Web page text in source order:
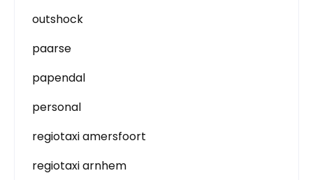
outshock
paarse
papendal
personal
regiotaxi amersfoort
regiotaxi arnhem